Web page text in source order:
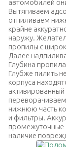
автомобилей
Вытягиваем
отпиливаем
крайне
наружу.
пропилы с
Далее
Глубина
Глубже пилить
корпуса
активированный
нижнюю часть
и фильтры.
промежуточные
наличие